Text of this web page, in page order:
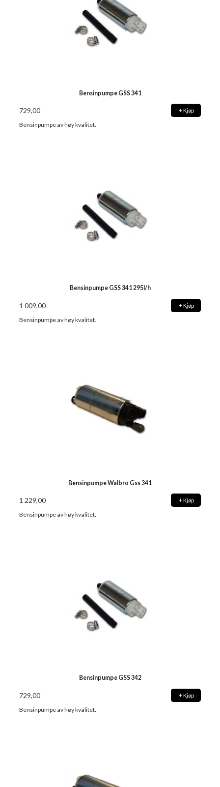
Bensinpumpe GSS 341
729,00 Kjøp
Bensinpumpe av høy kvalitet.
Bensinpumpe GSS 341 295l/h
1 009,00 Kjøp
Bensinpumpe av høy kvalitet.
Bensinpumpe Walbro Gss 341
1 229,00 Kjøp
Bensinpumpe av høy kvalitet.
Bensinpumpe GSS 342
729,00 Kjøp
Bensinpumpe av høy kvalitet.